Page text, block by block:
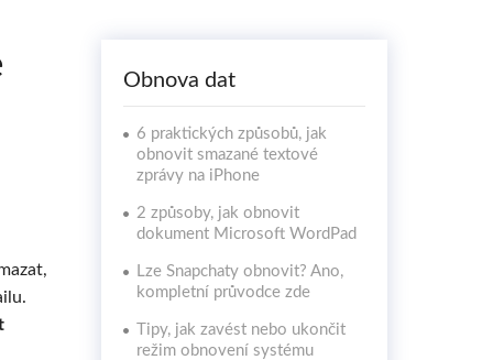
Obnova dat
6 praktických způsobů, jak
obnovit smazané textové
zprávy na iPhone
2 způsoby, jak obnovit
dokument Microsoft WordPad
Lze Snapchaty obnovit? Ano,
kompletní průvodce zde
Tipy, jak zavést nebo ukončit
režim obnovení systému